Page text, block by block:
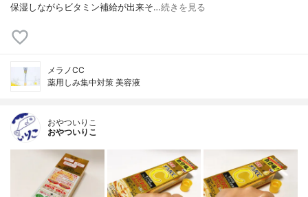
保湿しながらビタミン補給が出来そ…続きを見る
メラノCC
薬用しみ集中対策 美容液
おやついりこ
おやついりこ